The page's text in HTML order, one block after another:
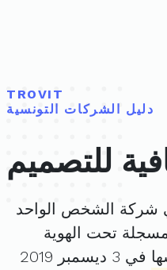
TROVIT
دليل الشركات التونسية
للتصميم
شركة الشخص الواحد
تحت الهوية
. تم تأسيسها في 3 ديسمبر 2019